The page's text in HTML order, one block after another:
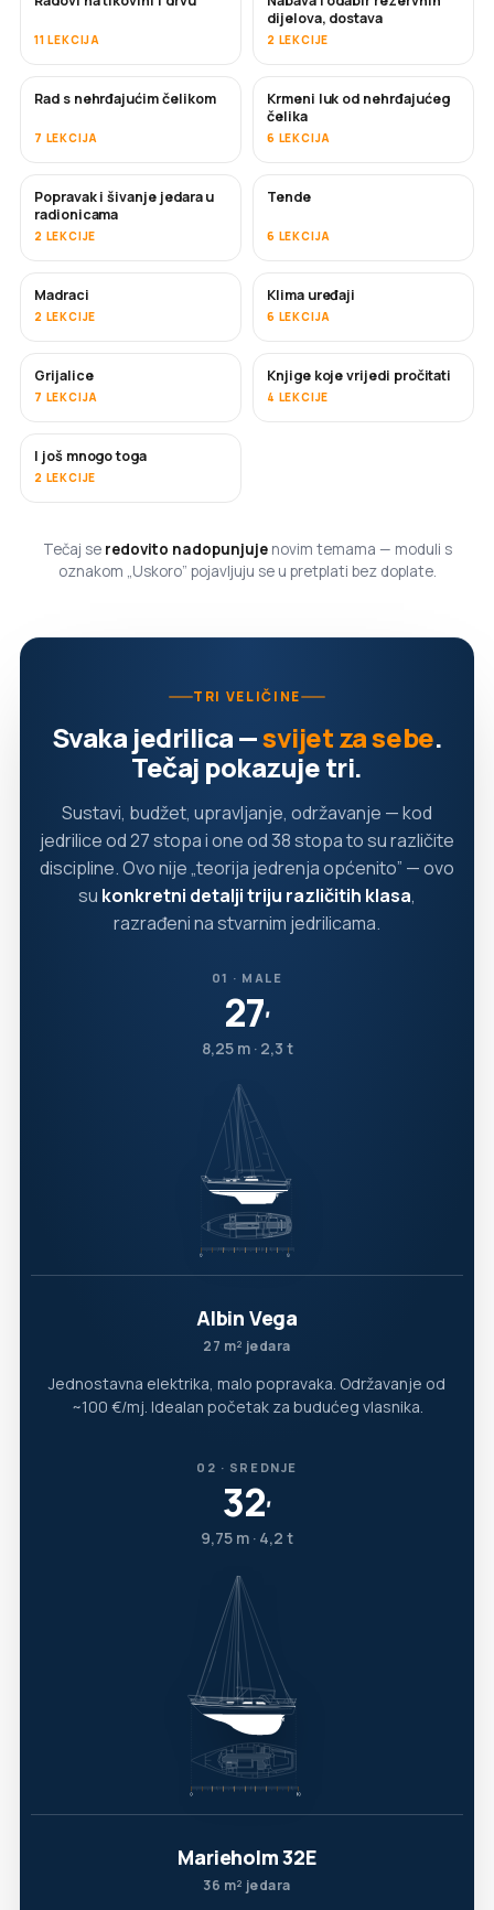
11 LEKCIJA
dijelova, dostava
2 LEKCIJE
USKORO
Rad s nehrđajućim čelikom
7 LEKCIJA
Krmeni luk od nehrđajućeg
čelika
6 LEKCIJA
USKORO
Popravak i šivanje jedara u
radionicama
2 LEKCIJE
Tende
6 LEKCIJA
Madraci
2 LEKCIJE
USKORO
Klima uređaji
6 LEKCIJA
USKORO
Grijalice
7 LEKCIJA
USKORO
Knjige koje vrijedi pročitati
4 LEKCIJE
USKORO
I još mnogo toga
2 LEKCIJE
Tečaj se redovito nadopunjujenovim temama — moduli s
oznakom „Uskoro” pojavljuju se u pretplati bez doplate.
TRI VELIČINE
Svaka jedrilica —svijet za sebe.
Tečaj pokazuje tri.
Sustavi, budžet, upravljanje, održavanje — kod
jedrilice od 27 stopa i one od 38 stopa to su različite
discipline. Ovo nije „teorija jedrenja općenito” — ovo
su konkretni detalji triju različitih klasa,
razrađeni na stvarnim jedrilicama.
01 · MALE
27′
8,25 m · 2,3 t
Albin Vega
27 m² jedara
Jednostavna elektrika, malo popravaka. Održavanje od
~100 €/mj. Idealan početak za budućeg vlasnika.
02 · SREDNJE
32′
9,75 m · 4,2 t
Marieholm 32E
36 m² jedara